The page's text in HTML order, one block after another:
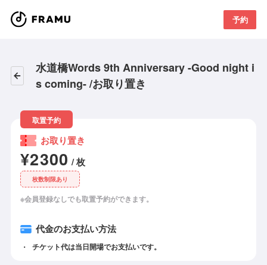
予約
水道橋Words 9th Anniversary -Good night i
s coming- /お取り置き
取置予約
お取り置き
¥2300 / 枚
枚数制限あり
※会員登録なしでも取置予約ができます。
代金のお支払い方法
チケット代は当日開場でお支払いです。